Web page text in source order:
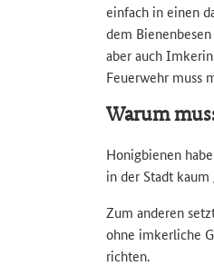
einfach in einen
dem
aber auch
Feuerwehr muss
Warum
Honigbienen
in der Stadt
Zum anderen
ohne imkerliche
richten.